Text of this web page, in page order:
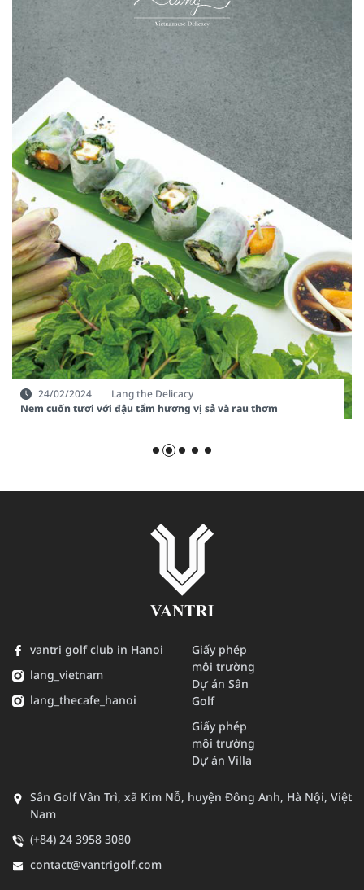
24/02/2024
Lang the Delicacy
Nem cuốn tươi với đậu tẩm hương vị sả và rau thơm
Sân Golf Vân Trì, xã Kim Nỗ, huyện Đông Anh, Hà Nội, Việt
Nam
(+84) 24 3958 3080
contact@vantrigolf.com
vantri golf club in Hanoi
lang_vietnam
lang_thecafe_hanoi
Giấy phép
môi trường
Dự án Sân
Golf
Giấy phép
môi trường
Dự án Villa